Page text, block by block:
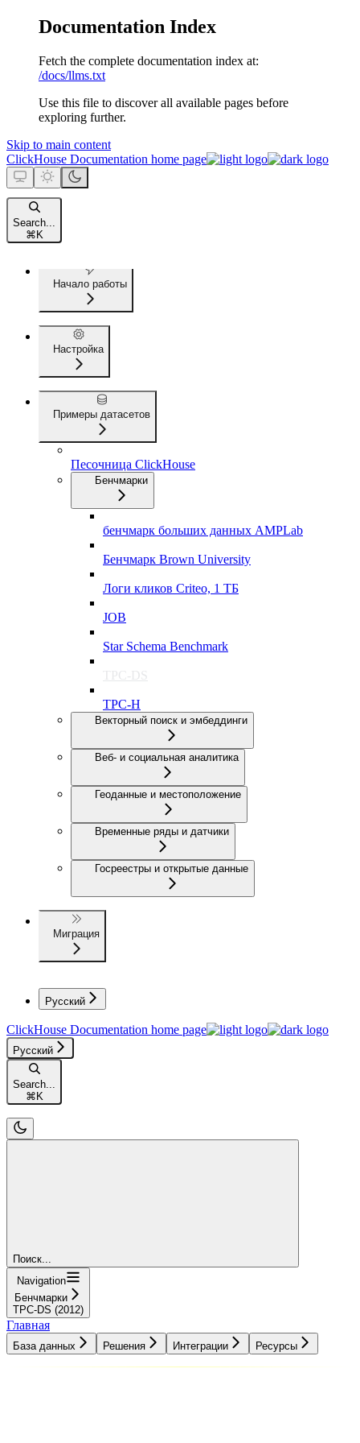
Documentation Index
Fetch the complete documentation index at:
/docs/llms.txt
Use this file to discover all available pages before
exploring further.
Skip to main content
ClickHouse Documentation home page
Search...
⌘ K
Начало работы
Настройка
Примеры датасетов
Песочница ClickHouse
Бенчмарки
бенчмарк больших данных AMPLab
Бенчмарк Brown University
Логи кликов Criteo, 1 ТБ
JOB
Star Schema Benchmark
TPC-DS
TPC-H
Векторный поиск и эмбеддинги
Веб- и социальная аналитика
Геоданные и местоположение
Временные ряды и датчики
Госреестры и открытые данные
Миграция
Русский
ClickHouse Documentation home page
Русский
Search...
⌘ K
Поиск...
Navigation
Бенчмарки
TPC-DS (2012)
Главная
База данных Решения Интеграции Ресурсы